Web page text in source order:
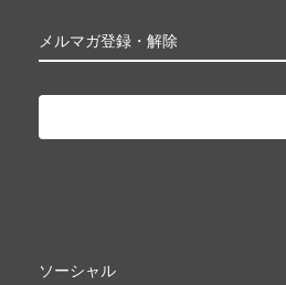
メルマガ登録・解除
ソーシャル